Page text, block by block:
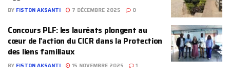
BY FISTON AKSANTI 7 DÉCEMBRE 2025 0
Concours PLF: les lauréats plongent au
cœur de l’action du CICR dans la Protection
des liens familiaux
BY FISTON AKSANTI 15 NOVEMBRE 2025 1